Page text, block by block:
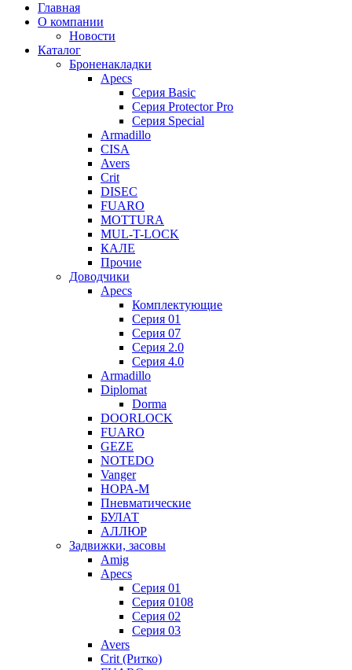
Главная
О компании
Новости
Каталог
Броненакладки
Apecs
Серия Basic
Серия Protector Pro
Серия Special
Armadillo
CISA
Avers
Crit
DISEC
FUARO
MOTTURA
MUL-T-LOCK
КАЛЕ
Прочие
Доводчики
Apecs
Комплектующие
Серия 01
Серия 07
Серия 2.0
Серия 4.0
Armadillo
Diplomat
Dorma
DOORLOCK
FUARO
GEZE
NOTEDO
Vanger
НОРА-М
Пневматические
БУЛАТ
АЛЛЮР
Задвижки, засовы
Amig
Apecs
Серия 01
Серия 0108
Серия 02
Серия 03
Avers
Crit (Ритко)